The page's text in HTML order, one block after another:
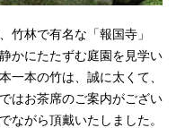
竹林で有名な「報国寺」
かにたたずむ庭園を見学い
一本の竹は、誠に太くて、
はお茶席のご案内がござい
ながら頂戴いたしました。